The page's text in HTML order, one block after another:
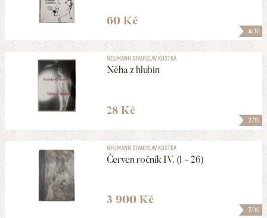
6/10
60 Kč
7/10
NEUMANN STANISLAV KOSTKA
Něha z hlubin
28 Kč
7/10
NEUMANN STANISLAV KOSTKA
Červen ročník IV. (1 - 26)
3 900 Kč